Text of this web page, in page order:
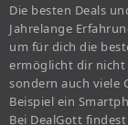
Die besten Deals
Jahrelange
um für dich die
ermöglicht dir nicht
sondern auch viele
Beispiel ein
Bei DealGott